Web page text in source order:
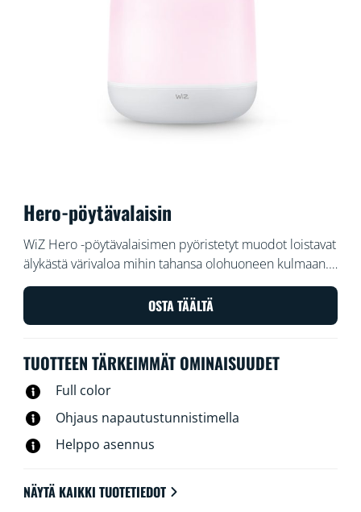
Hero-pöytävalaisin
WiZ Hero -pöytävalaisimen pyöristetyt muodot loistavat
älykästä värivaloa mihin tahansa olohuoneen kulmaan.
Säädä valon kirkkautta WiZ-sovelluksessa tai
puhekomennoilla tai käytä esiasetettuja
valaistusasetuksia Wi-Fi-kokoonpanoissa.
OSTA TÄÄLTÄ
TUOTTEEN TÄRKEIMMÄT OMINAISUUDET
Full color
Ohjaus napautustunnistimella
Helppo asennus
NÄYTÄ KAIKKI TUOTETIEDOT